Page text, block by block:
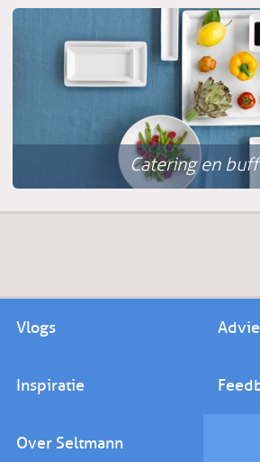
Catering en
Vlogs
Inspiratie
Over Seltmann